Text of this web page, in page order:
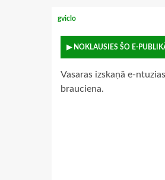
gviclo
▶ NOKLAUSIES ŠO E-
Vasaras izskaņā e-
brauciena.